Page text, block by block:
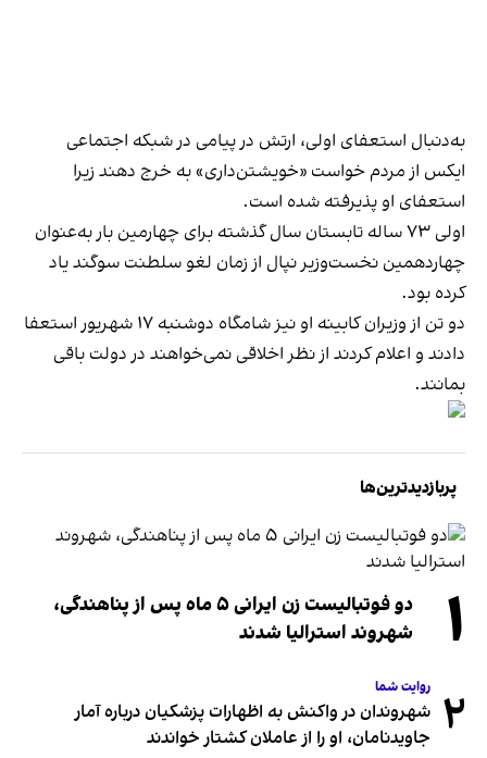
به‌دنبال استعفای اولی، ارتش در پیامی در شبکه اجتماعی
ایکس از مردم خواست «خویشتن‌داری» به خرج دهند زیرا
استعفای او پذیرفته شده است.
اولی ۷۳ ساله تابستان سال گذشته برای چهارمین بار به‌عنوان
چهاردهمین نخست‌وزیر نپال از زمان لغو سلطنت سوگند یاد
کرده بود.
دو تن از وزیران کابینه‌ او نیز شامگاه دوشنبه ۱۷ شهریور استعفا
دادند و اعلام کردند از نظر اخلاقی نمی‌خواهند در دولت باقی
بمانند.
پربازدیدترین‌ها
۱
دو فوتبالیست زن ایرانی ۵ ماه پس از پناهندگی،
شهروند استرالیا شدند
۲ روایت شما
شهروندان در واکنش به اظهارات پزشکیان درباره آمار
جاویدنامان، او را از عاملان کشتار خواندند